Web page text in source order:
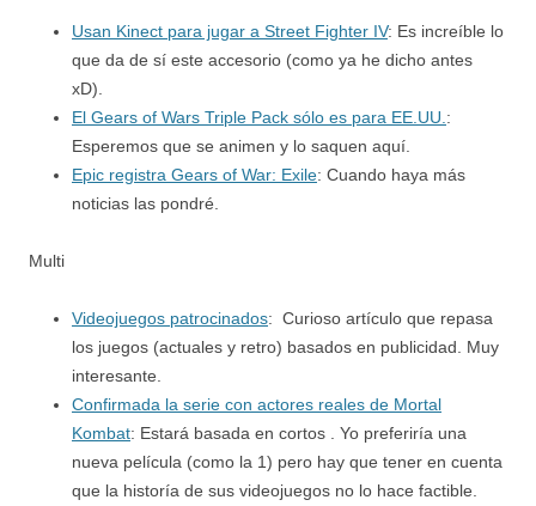
Usan Kinect para jugar a Street Fighter IV: Es increíble lo
que da de sí este accesorio (como ya he dicho antes
xD).
El Gears of Wars Triple Pack sólo es para EE.UU. :
Esperemos que se animen y lo saquen aquí.
Epic registra Gears of War: Exile: Cuando haya más
noticias las pondré.
Multi
Videojuegos patrocinados: Curioso artículo que repasa
los juegos (actuales y retro) basados en publicidad. Muy
interesante.
Confirmada la serie con actores reales de Mortal
Kombat: Estará basada en cortos . Yo preferiría una
nueva película (como la 1) pero hay que tener en cuenta
que la historía de sus videojuegos no lo hace factible.